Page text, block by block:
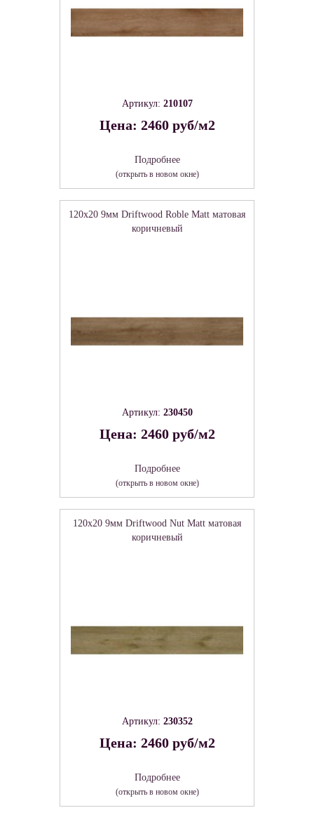
Артикул: 210107
Цена: 2460 руб/м2
Подробнее
(открыть в новом окне)
120x20 9мм Driftwood Roble Matt матовая
коричневый
Артикул: 230450
Цена: 2460 руб/м2
Подробнее
(открыть в новом окне)
120x20 9мм Driftwood Nut Matt матовая
коричневый
Артикул: 230352
Цена: 2460 руб/м2
Подробнее
(открыть в новом окне)